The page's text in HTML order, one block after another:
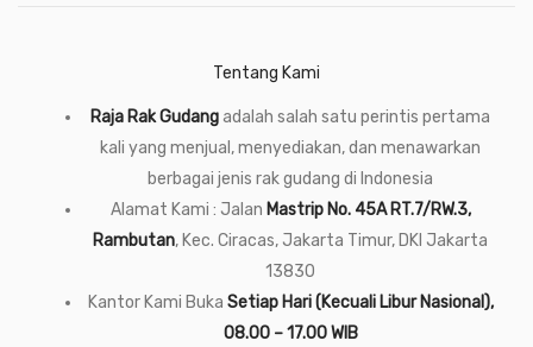
Tentang Kami
Raja Rak Gudangadalah salah satu perintis pertama
kali yang menjual, menyediakan, dan menawarkan
berbagai jenis rak gudang di Indonesia
Alamat Kami : Jalan Mastrip No. 45A RT.7/RW.3,
Rambutan, Kec. Ciracas, Jakarta Timur, DKI Jakarta
13830
Kantor Kami Buka Setiap Hari (Kecuali Libur Nasional),
08.00 – 17.00 WIB